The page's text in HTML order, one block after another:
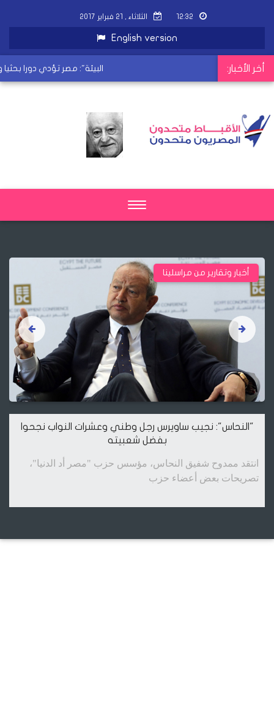
١٢:٣٢ الثلاثاء , ٢١ فبراير ٢٠١٧
English version
أخر الأخبار: "البيئة": مصر تؤدي دورا بحثيا
Toggle
أخبار وتقارير من مراسلينا
"النحاس": نجيب ساويرس رجل وطني وعشرات النواب نجحوا
بفضل شعبيته
انتقد ممدوح شفيق النحاس، مؤسس حزب "مصر أد الدنيا"،
تصريحات بعض أعضاء حزب